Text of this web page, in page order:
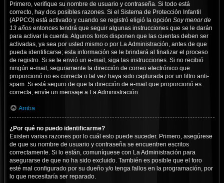
Primero, verifique su nombre de usuario y contraseña. Si todo está
correcto, hay dos posibles razones. Si el Sistema de Protección Infantil
(APPCO) está activado y cuando se registró eligió la opción Soy menor de
13 años entonces tendrá que seguir algunas instrucciones que se le darán
para activar la cuenta. Algunos foros disponen que las cuentas deben ser
activadas, ya sea por usted mismo o por La Administración, antes de que
pueda identificarse; esta información se le brindará al finalizar el proceso
de registro. Si se le envió un e-mail, siga las instrucciones. Si no recibió
ningún e-mail, seguramente la dirección de correo electrónico que
proporcionó no es correcta o tal vez haya sido capturada por un filtro anti-
spam. Si está seguro de que la dirección de e-mail que proporcionó es
correcta, envíe un mensaje a La Administración.
Arriba
¿Por qué no puedo identificarme?
Existen varias razones por lo cuál esto puede suceder. Primero, asegúrese
de que su nombre de usuario y contraseña se encuentren escritos
correctamente. Si lo están, comuníquese con La Administración para
asegurarse de que no ha sido excluido. También es posible que el foro
esté mal configurado por su dueño y/o tenga fallos en la programación, por
lo que necesitaría ser reparado.